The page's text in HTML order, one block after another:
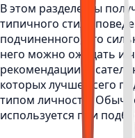
В этом разделе мы
типичного стиля
подчиненного, его
него можно ожидать и
рекомендации
которых лучше всего
типом личности.
используется при